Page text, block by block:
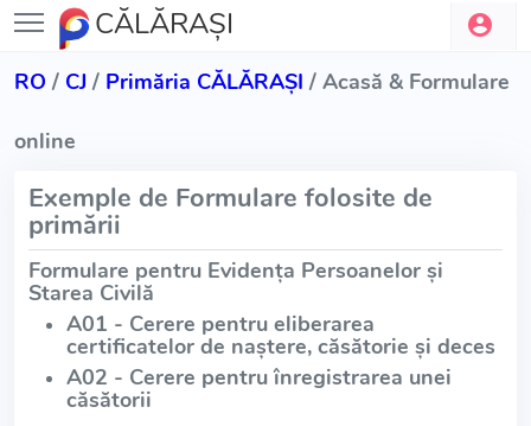
CĂLĂRAŞI
RO / CJ / Primăria CĂLĂRAŞI / Acasă & Formulare
online
Exemple de Formulare folosite de
primării
Formulare pentru Evidența Persoanelor și
Starea Civilă
A01 - Cerere pentru eliberarea
certificatelor de naștere, căsătorie și deces
A02 - Cerere pentru înregistrarea unei
căsătorii